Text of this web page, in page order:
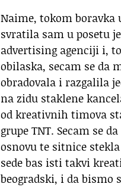
Naime, tokom boravka
svratila sam u posetu
advertising agenciji i,
obilaska, secam se da
obradovala i razgalila
na zidu staklene
od kreativnih timova
grupe TNT. Secam se
osnovu te sitnice
sede bas isti takvi
beogradski, i da bismo